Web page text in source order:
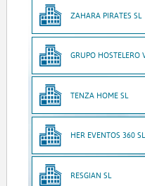
ZAHARA PIRATES SL
GRUPO HOSTELERO
TENZA HOME SL
HER EVENTOS 360 SL
RESGIAN SL